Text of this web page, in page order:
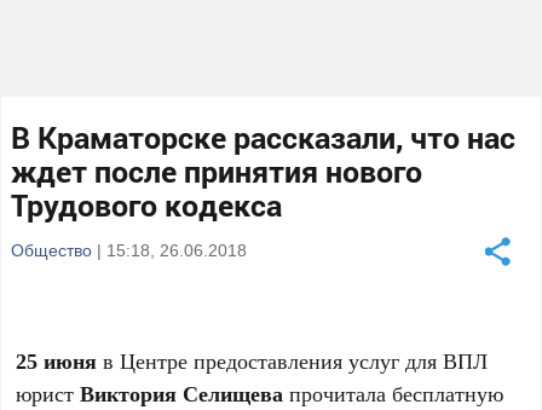
В Краматорске рассказали, что нас
ждет после принятия нового
Трудового кодекса
Общество | 15:18, 26.06.2018
25 июня в Центре предоставления услуг для ВПЛ
юристВиктория Селищева прочитала бесплатную